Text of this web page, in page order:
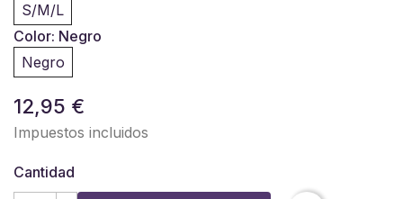
S/M/L
Color: Negro
Negro
12,95 €
Impuestos incluidos
Cantidad